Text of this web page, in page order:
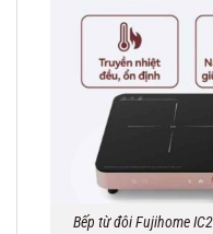
Bếp từ đôi Fujihome